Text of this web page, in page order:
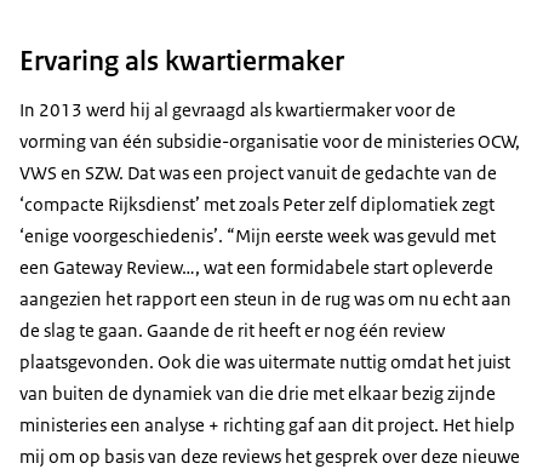
Ervaring als kwartiermaker
In 2013 werd hij al gevraagd als kwartiermaker voor de
vorming van één subsidie-organisatie voor de ministeries OCW,
VWS en SZW. Dat was een project vanuit de gedachte van de
‘compacte Rijksdienst’ met zoals Peter zelf diplomatiek zegt
‘enige voorgeschiedenis’. “Mijn eerste week was gevuld met
een Gateway Review…, wat een formidabele start opleverde
aangezien het rapport een steun in de rug was om nu echt aan
de slag te gaan. Gaande de rit heeft er nog één review
plaatsgevonden. Ook die was uitermate nuttig omdat het juist
van buiten de dynamiek van die drie met elkaar bezig zijnde
ministeries een analyse + richting gaf aan dit project. Het hielp
mij om op basis van deze reviews het gesprek over deze nieuwe